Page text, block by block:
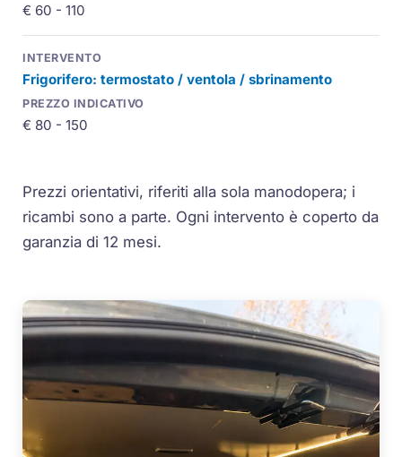
€ 60 - 110
Frigorifero: termostato / ventola / sbrinamento
€ 80 - 150
Prezzi orientativi, riferiti alla sola manodopera; i
ricambi sono a parte. Ogni intervento è coperto da
garanzia di 12 mesi.